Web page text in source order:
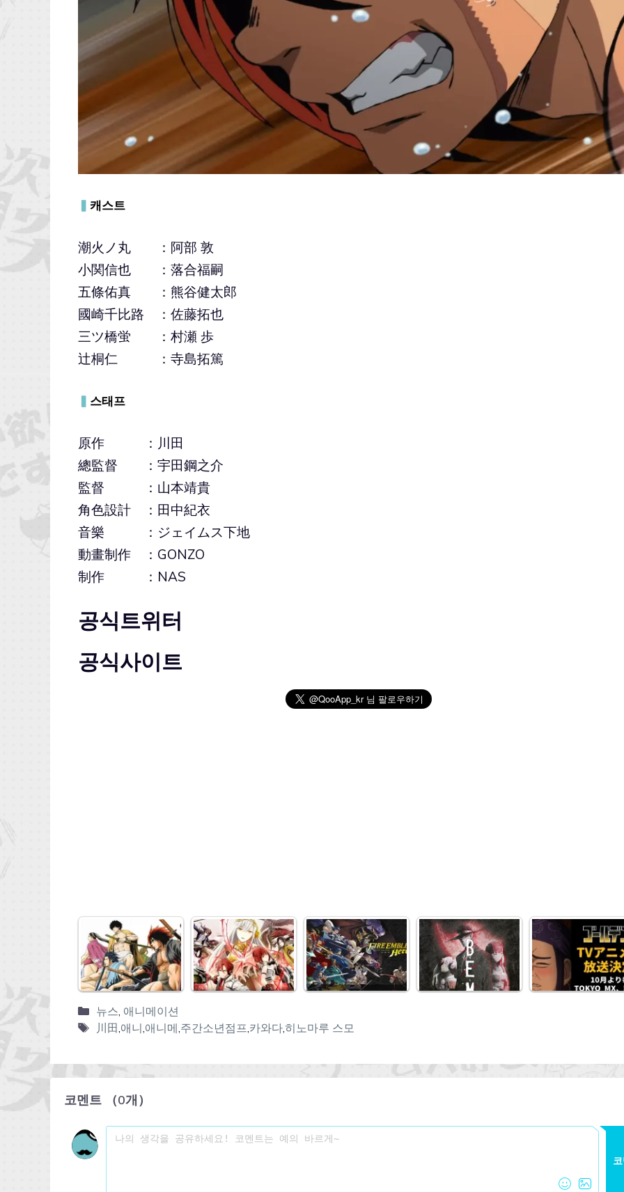
▍ 캐스트
潮火ノ丸 ：阿部 敦
小関信也 ：落合福嗣
五條佑真 ：熊谷健太郎
國崎千比路 ：佐藤拓也
三ツ橋蛍 ：村瀬 歩
辻桐仁 ：寺島拓篤
▍ 스태프
原作 ：川田
總監督 ：宇田鋼之介
監督 ：山本靖貴
角色設計 ：田中紀衣
音樂 ：ジェイムス下地
動畫制作 ：GONZO
制作 ：NAS
공식트위터
공식사이트
뉴스, 애니메이션
川田,애니,애니메,주간소년점프,카와다,히노마루 스모
코멘트 （0개）